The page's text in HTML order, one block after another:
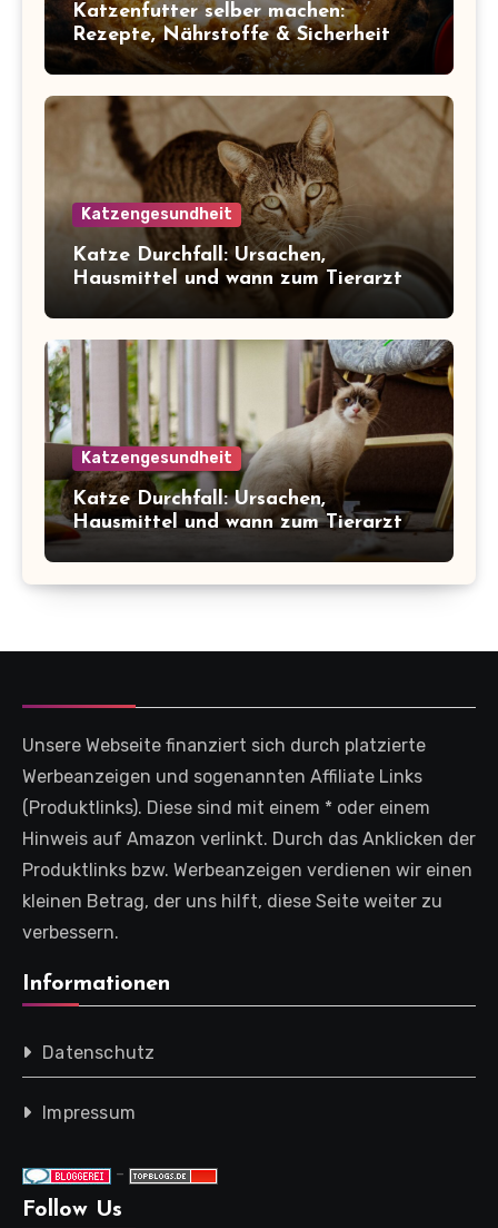
Katzenfutter selber machen:
Rezepte, Nährstoffe & Sicherheit
Katzengesundheit
Katze Durchfall: Ursachen,
Hausmittel und wann zum Tierarzt
Katzengesundheit
Katze Durchfall: Ursachen,
Hausmittel und wann zum Tierarzt
Unsere Webseite finanziert sich durch platzierte
Werbeanzeigen und sogenannten Affiliate Links
(Produktlinks). Diese sind mit einem * oder einem
Hinweis auf Amazon verlinkt. Durch das Anklicken der
Produktlinks bzw. Werbeanzeigen verdienen wir einen
kleinen Betrag, der uns hilft, diese Seite weiter zu
verbessern.
Informationen
Datenschutz
Impressum
-
Follow Us